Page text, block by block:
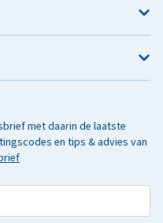
met daarin de laatste
en tips & advies van